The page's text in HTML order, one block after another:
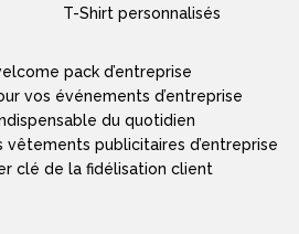
T-Shirt personnalisés
pack d’entreprise
vos événements d’entreprise
du quotidien
vêtements publicitaires d’entreprise
clé de la fidélisation client